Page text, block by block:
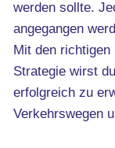
werden sollte.
angegangen
Mit den richtigen
Strategie wirst
erfolgreich zu
Verkehrswegen